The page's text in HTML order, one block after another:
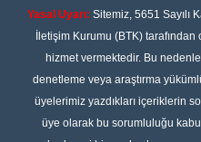
Yasal Uyarı: Sitemiz, 5651 Sayılı
İletişim Kurumu (BTK)
hizmet vermektedir. Bu
denetleme veya araştırma
üyelerimiz yazdıkları içeriklerin
üye olarak bu sorumluluğu